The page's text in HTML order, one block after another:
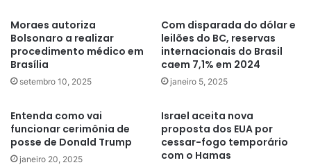
Moraes autoriza
Bolsonaro a realizar
procedimento médico em
Brasília
setembro 10, 2025
Com disparada do dólar e
leilões do BC, reservas
internacionais do Brasil
caem 7,1% em 2024
janeiro 5, 2025
Entenda como vai
funcionar cerimônia de
posse de Donald Trump
janeiro 20, 2025
Israel aceita nova
proposta dos EUA por
cessar-fogo temporário
com o Hamas